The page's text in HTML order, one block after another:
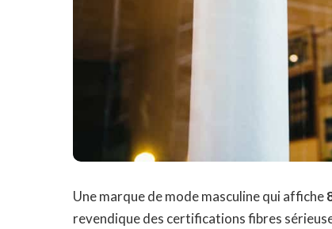
Une marque de mode masculine qui affiche
revendique des certifications fibres